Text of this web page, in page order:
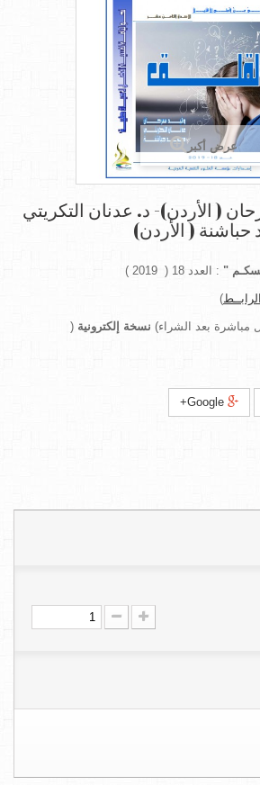
عرض أكبر
( الأردن)- د. عدنان التكريتي
( الأردن)
" : العدد 18 ( 2019 )
الرابــط)
مباشرة بعد الشراء) نسخة إلكترونية (